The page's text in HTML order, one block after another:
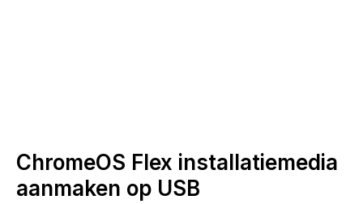
ChromeOS Flex installatiemedia
aanmaken op USB